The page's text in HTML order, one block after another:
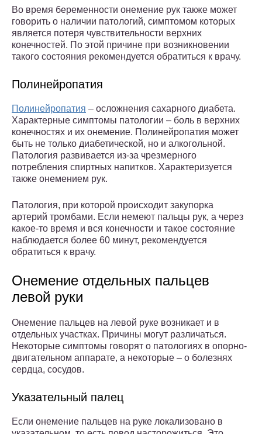
Во время беременности онемение рук также может
говорить о наличии патологий, симптомом которых
является потеря чувствительности верхних
конечностей. По этой причине при возникновении
такого состояния рекомендуется обратиться к врачу.
Полинейропатия
Полинейропатия – осложнения сахарного диабета.
Характерные симптомы патологии – боль в верхних
конечностях и их онемение. Полинейропатия может
быть не только диабетической, но и алкогольной.
Патология развивается из-за чрезмерного
потребления спиртных напитков. Характеризуется
также онемением рук.
Патология, при которой происходит закупорка
артерий тромбами. Если немеют пальцы рук, а через
какое-то время и вся конечности и такое состояние
наблюдается более 60 минут, рекомендуется
обратиться к врачу.
Онемение отдельных пальцев
левой руки
Онемение пальцев на левой руке возникает и в
отдельных участках. Причины могут различаться.
Некоторые симптомы говорят о патологиях в опорно-
двигательном аппарате, а некоторые – о болезнях
сердца, сосудов.
Указательный палец
Если онемение пальцев на руке локализовано в